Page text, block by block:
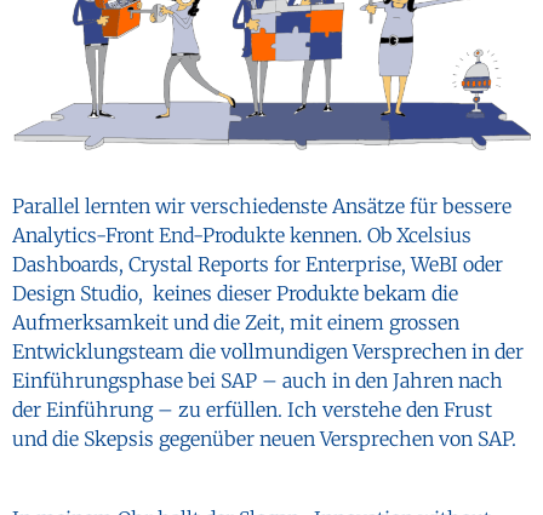
Parallel lernten wir verschiedenste Ansätze für bessere
Analytics-Front End-Produkte kennen. Ob Xcelsius
Dashboards, Crystal Reports for Enterprise, WeBI oder
Design Studio, keines dieser Produkte bekam die
Aufmerksamkeit und die Zeit, mit einem grossen
Entwicklungsteam die vollmundigen Versprechen in der
Einführungsphase bei SAP – auch in den Jahren nach
der Einführung – zu erfüllen. Ich verstehe den Frust
und die Skepsis gegenüber neuen Versprechen von SAP.